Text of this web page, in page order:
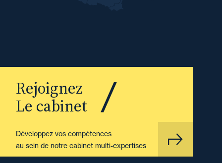
Rejoignez
Le cabinet
Développez vos compétences
au sein de notre cabinet multi-expertises